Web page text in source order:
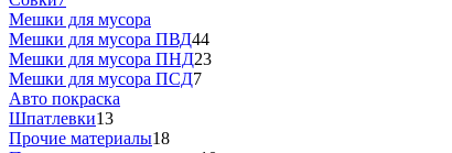
Мешки для мусора
Мешки для мусора ПВД44
Мешки для мусора ПHД23
Мешки для мусора ПCД7
Авто покраска
Шпатлевки13
Прочие материалы18